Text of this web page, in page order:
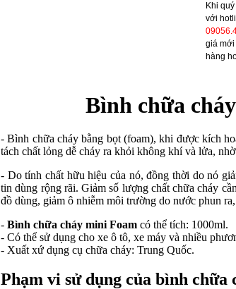
Khi
với
giá mới
hàng
Bình chữa
- Bình chữa cháy bằng bọt (foam), khi được kích
tách chất lỏng dễ cháy ra khỏi không khí và lửa,
- Do tính chất hữu hiệu của nó, đồng thời do nó
tin dùng rộng rãi. Giảm số lượng chất chữa cháy
đồ dùng, giảm ô nhiễm môi trường do nước phun
- Bình chữa cháy mini Foam có thể tích: 1000ml.
- Có thể sử dụng cho xe ô tô, xe máy và nhiều
- Xuất xứ dụng cụ chữa cháy: Trung Quốc.
Phạm vi sử dụng của bình chữa